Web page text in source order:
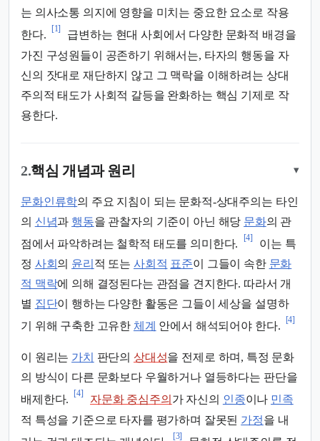
는 의사소통 의지에 영향을 미치는 중요한 요소로 작용
한다.
[1]
급변하는 현대 사회에서 다양한 문화적 배경을
가진 구성원들이 공존하기 위해서는, 타자의 행동을 자
신의 잣대로 재단하지 않고 그 맥락을 이해하려는 상대
주의적 태도가 사회적 갈등을 완화하는 핵심 기제로 작
용한다.
2.핵심 개념과 원리 ▾
문화인류학의 주요 지침이 되는 문화적-상대주의는 타인
의 신념과 행동을 관찰자의 기준이 아닌 해당 문화의 관
점에서 파악하려는 철학적 태도를 의미한다.
[4]
이는 특
정 사회 의 윤리 적 또는 사회적 표준이 그들이 속한 문화
적 맥락에 의해 결정된다는 관점을 견지한다. 따라서 개
별 집단이 행하는 다양한 활동은 그들이 세상을 설명하
기 위해 구축한 고유한 체계 안에서 해석되어야 한다.
[4]
이 원리는 가치 판단의 상대성을 전제로 하며, 특정 문화
의 방식이 다른 문화보다 우월하거나 열등하다는 판단을
배제한다.
[4]
자문화 중심주의 가 자신의 인종이나 민족
적 특성을 기준으로 타자를 평가하며 잘못된 가정을 내
[3]